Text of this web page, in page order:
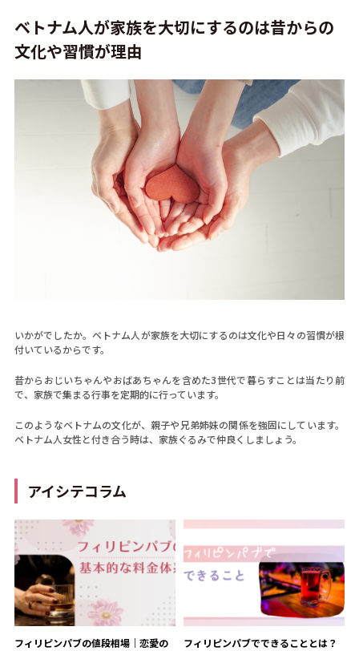
ベトナム人が家族を大切にするのは昔からの
文化や習慣が理由
いかがでしたか。ベトナム人が家族を大切にするのは文化や日々の習慣が根
付いているからです。
昔からおじいちゃんやおばあちゃんを含めた3世代で暮らすことは当たり前
で、家族で集まる行事を定期的に行っています。
このようなベトナムの文化が、親子や兄弟姉妹の関係を強固にしています。
ベトナム人女性と付き合う時は、家族ぐるみで仲良くしましょう。
アイシテコラム
フィリピンパブの値段相場｜恋愛の
フィリピンパブでできることとは？